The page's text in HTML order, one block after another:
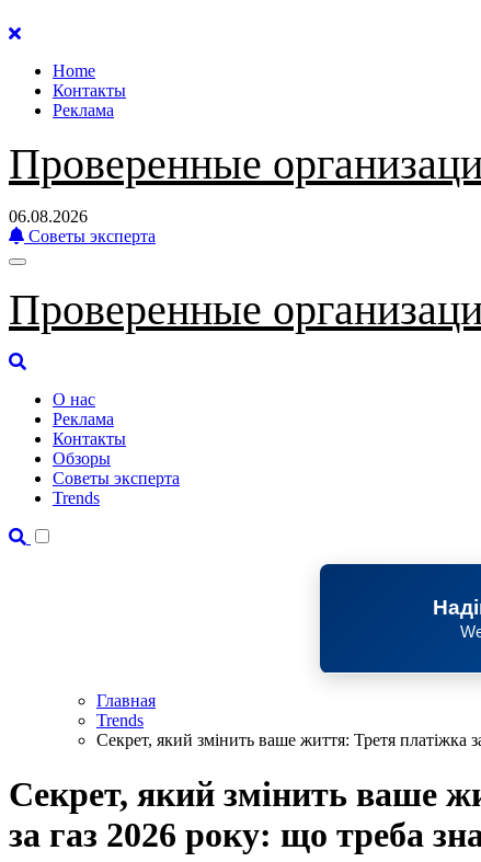
Перейти
содержанию
Home
Контакты
Реклама
Проверенные
06.08.2026
Советы эксперта
Проверенные
О нас
Реклама
Контакты
Обзоры
Советы эксперта
Trends
Главная
Trends
Секрет, який змінить ваше життя: Третя платіжка
Секрет, який змінить ваше
за газ 2026 року: що треба